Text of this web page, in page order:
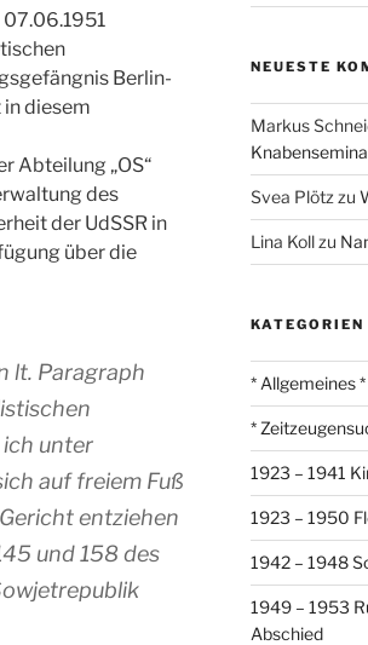
07.06.1951
Berlin-
diesem
Abteilung „OS“
des
der UdSSR in
über die
lt. Paragraph
ich unter
auf freiem Fuß
entziehen
und 158 des
NEUESTE
Markus
Svea Plötz zu
Lina Kollzu
KATEGORIEN
* Allgemeines *
*
1923 – 1941
1923 – 1950
1942 – 1948
1949 – 1953
Abschied